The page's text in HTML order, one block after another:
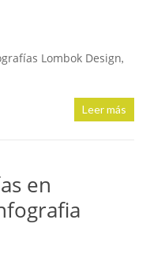
Lombok Design,
Leer más
en